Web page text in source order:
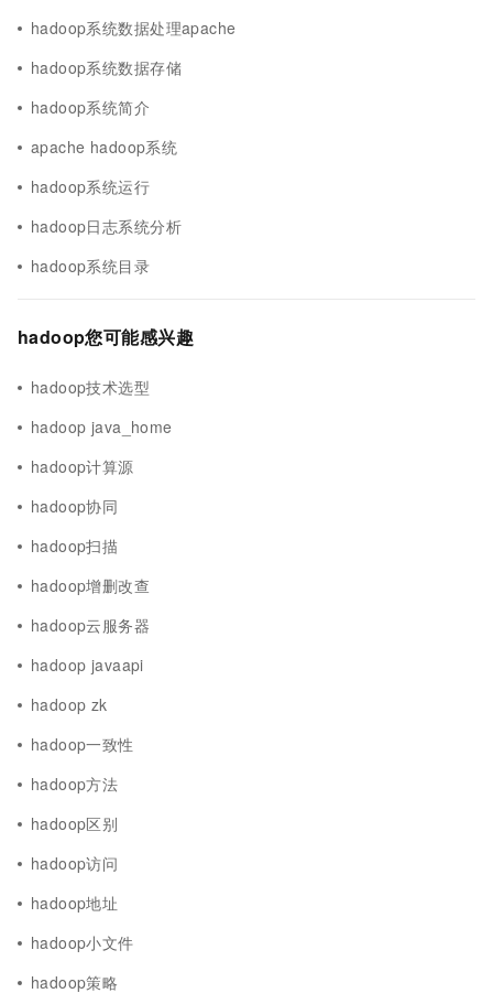
hadoop系统数据处理apache
hadoop系统数据存储
hadoop系统简介
apache hadoop系统
hadoop系统运行
hadoop日志系统分析
hadoop系统目录
hadoop您可能感兴趣
hadoop技术选型
hadoop java_home
hadoop计算源
hadoop协同
hadoop扫描
hadoop增删改查
hadoop云服务器
hadoop javaapi
hadoop zk
hadoop一致性
hadoop方法
hadoop区别
hadoop访问
hadoop地址
hadoop小文件
hadoop策略